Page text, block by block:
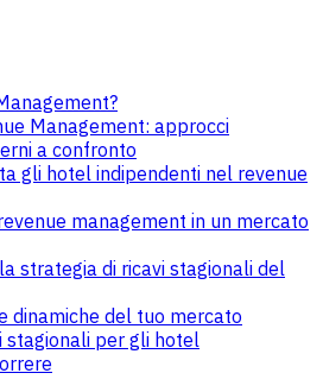
Management: approcci
a confronto
gli hotel indipendenti nel revenue
management in un mercato
strategia di ricavi stagionali del
dinamiche del tuo mercato
stagionali per gli hotel